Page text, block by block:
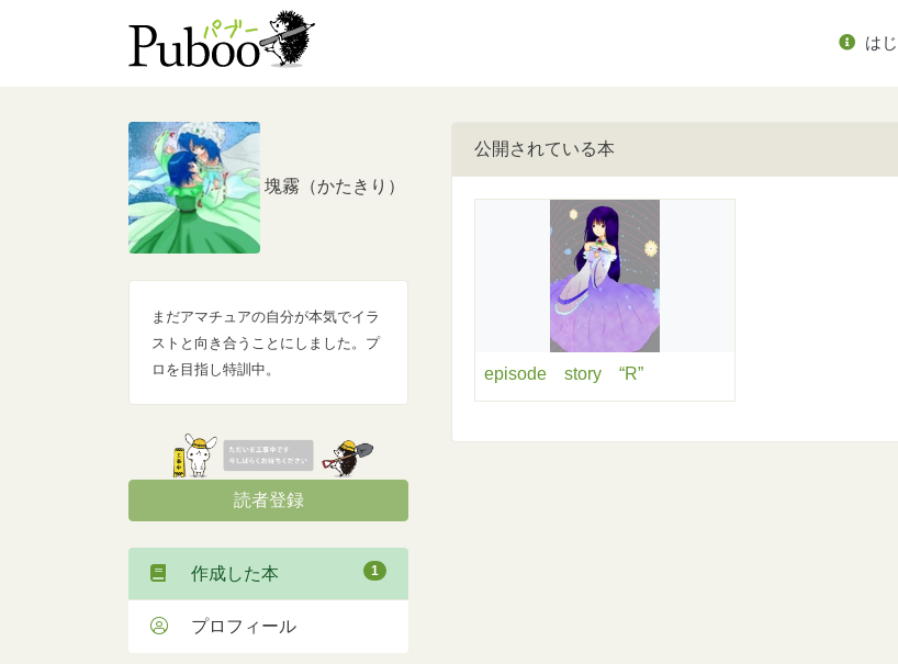
は
公開されている本
episode story “R”
塊霧（かたきり）
まだアマチュアの自分が本気でイラ
ストと向き合うことにしました。プ
ロを目指し特訓中。
読者登録
作成した本 1
プロフィール